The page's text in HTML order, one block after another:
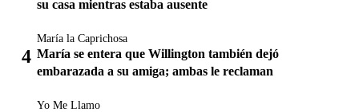
su casa mientras estaba ausente
María la Caprichosa
María se entera que Willington también dejó
embarazada a su amiga; ambas le reclaman
Yo Me Llamo